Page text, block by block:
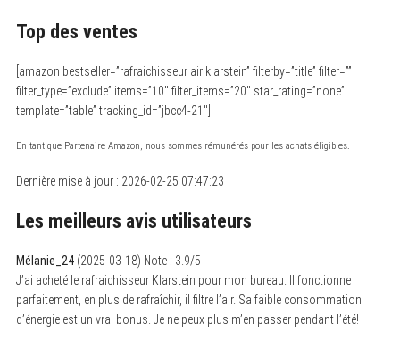
Top des ventes
[amazon bestseller=”rafraichisseur air klarstein” filterby=”title” filter=””
filter_type=”exclude” items=”10″ filter_items=”20″ star_rating=”none”
template=”table” tracking_id=”jbcc4-21″]
En tant que Partenaire Amazon, nous sommes rémunérés pour les achats éligibles.
Dernière mise à jour : 2026-02-25 07:47:23
Les meilleurs avis utilisateurs
Mélanie_24(2025-03-18) Note : 3.9/5
J’ai acheté le rafraichisseur Klarstein pour mon bureau. Il fonctionne
parfaitement, en plus de rafraîchir, il filtre l’air. Sa faible consommation
d’énergie est un vrai bonus. Je ne peux plus m’en passer pendant l’été!